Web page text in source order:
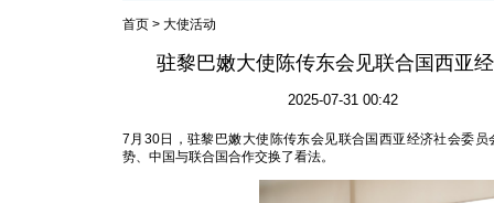
首页 > 大使活动
驻黎巴嫩大使陈传东会见联合国西亚
2025-07-31 00:42
7月30日，驻黎巴嫩大使陈传东会见联合国西亚经济社会委
势、中国与联合国合作交换了看法。